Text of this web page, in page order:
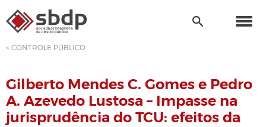
< CONTROLE PÚBLICO
Gilberto Mendes C. Gomes e Pedro
A. Azevedo Lustosa – Impasse na
jurisprudência do TCU: efeitos da